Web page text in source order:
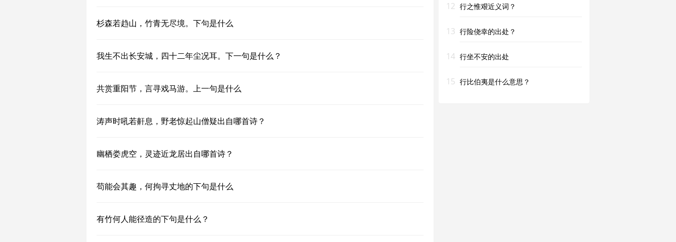
杉森若趋山，竹青无尽境。下句是什么
我生不出长安城，四十二年尘况耳。下一句是什么？
共赏重阳节，言寻戏马游。上一句是什么
涛声时吼若鼾息，野老惊起山僧疑出自哪首诗？
幽栖娄虎空，灵迹近龙居出自哪首诗？
苟能会其趣，何拘寻丈地的下句是什么
有竹何人能径造的下句是什么？
12 行之惟艰近义词？
13 行险侥幸的出处？
14 行坐不安的出处
15 行比伯夷是什么意思？